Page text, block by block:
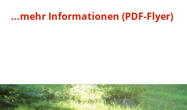
...mehr Informationen (PDF-Flyer)